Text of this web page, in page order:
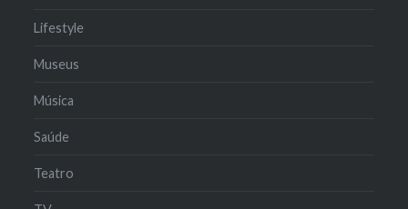
Lifestyle
Museus
Música
Saúde
Teatro